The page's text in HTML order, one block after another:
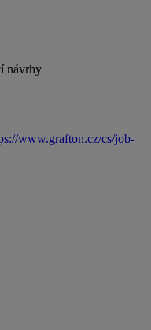
návrhy
www.grafton.cz/cs/job-